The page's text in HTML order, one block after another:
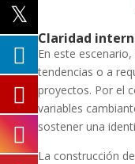
Claridad
En este
tendencias o a
proyectos. Por el
variables
sostener una
La construcción